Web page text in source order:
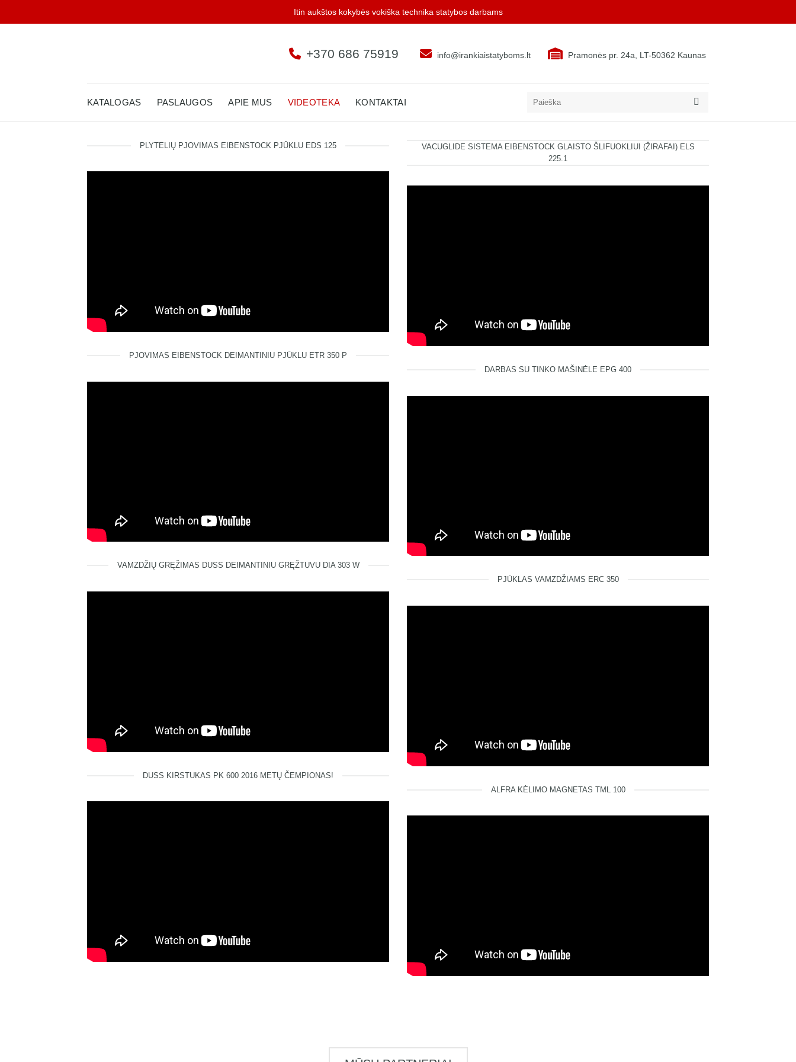
to
Itin aukštos kokybės vokiška technika statybos darbams
+370 686 75919 info@irankiaistatyboms.lt Pramonės pr. 24a, LT-50362 Kaunas
KATALOGAS PASLAUGOS APIE MUS VIDEOTEKA KONTAKTAI
PLYTELIŲ PJOVIMAS EIBENSTOCK PJŪKLU EDS 125
PJOVIMAS EIBENSTOCK DEIMANTINIU PJŪKLU ETR 350 P
VAMZDŽIŲ GRĘŽIMAS DUSS DEIMANTINIU GRĘŽTUVU DIA 303 W
DUSS KIRSTUKAS PK 600 2016 METŲ ČEMPIONAS!
VACUGLIDE SISTEMA EIBENSTOCK GLAISTO ŠLIFUOKLIUI (ŽIRAFAI) ELS
225.1
DARBAS SU TINKO MAŠINĖLE EPG 400
PJŪKLAS VAMZDŽIAMS ERC 350
ALFRA KĖLIMO MAGNETAS TML 100